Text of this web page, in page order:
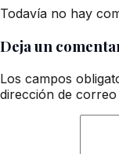
Todavía no hay
Deja un
Los campos
dirección de